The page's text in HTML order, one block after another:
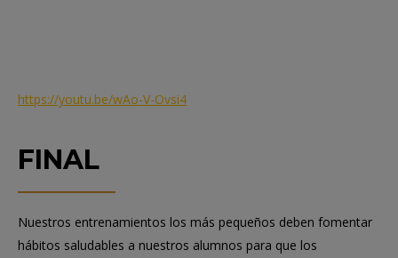
https://youtu.be/wAo-V-Ovsi4
FINAL
Nuestros entrenamientos los más pequeños deben fomentar
hábitos saludables a nuestros alumnos para que los